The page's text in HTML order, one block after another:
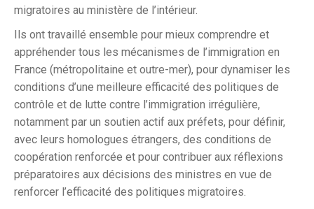
migratoires au ministère de l’intérieur.
Ils ont travaillé ensemble pour mieux comprendre et
appréhender tous les mécanismes de l’immigration en
France (métropolitaine et outre-mer), pour dynamiser les
conditions d’une meilleure efficacité des politiques de
contrôle et de lutte contre l’immigration irrégulière,
notamment par un soutien actif aux préfets, pour définir,
avec leurs homologues étrangers, des conditions de
coopération renforcée et pour contribuer aux réflexions
préparatoires aux décisions des ministres en vue de
renforcer l’efficacité des politiques migratoires.